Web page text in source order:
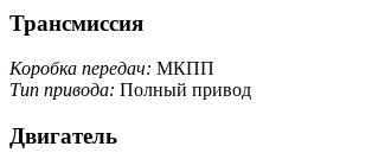
Трансмиссия
Коробка передач: МКПП
Тип привода: Полный привод
Двигатель